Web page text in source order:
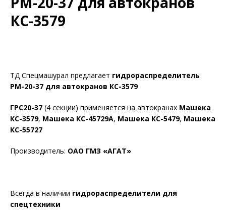
КС-3579
ТД Спецмашурал предлагает гидрораспределитель
РМ-20-37 для автокранов КС-3579
ГРС20-37 (4 секции) применяется на автокранах Машека
КС-3579, Машека КС-45729А, Машека КС-5479, Машека
КС-55727
Производитель: ОАО ГМЗ «АГАТ»
Всегда в наличии гидрораспределители для
спецтехники